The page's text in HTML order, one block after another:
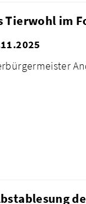
Tierwohl im